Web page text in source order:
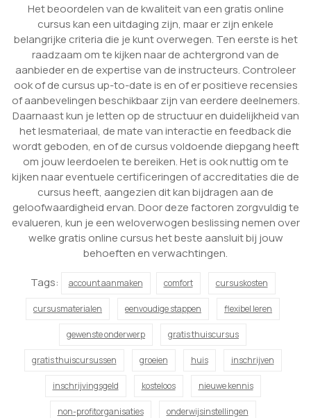
Het beoordelen van de kwaliteit van een gratis online
cursus kan een uitdaging zijn, maar er zijn enkele
belangrijke criteria die je kunt overwegen. Ten eerste is het
raadzaam om te kijken naar de achtergrond van de
aanbieder en de expertise van de instructeurs. Controleer
ook of de cursus up-to-date is en of er positieve recensies
of aanbevelingen beschikbaar zijn van eerdere deelnemers.
Daarnaast kun je letten op de structuur en duidelijkheid van
het lesmateriaal, de mate van interactie en feedback die
wordt geboden, en of de cursus voldoende diepgang heeft
om jouw leerdoelen te bereiken. Het is ook nuttig om te
kijken naar eventuele certificeringen of accreditaties die de
cursus heeft, aangezien dit kan bijdragen aan de
geloofwaardigheid ervan. Door deze factoren zorgvuldig te
evalueren, kun je een weloverwogen beslissing nemen over
welke gratis online cursus het beste aansluit bij jouw
behoeften en verwachtingen.
Tags:
account aanmaken comfort cursuskosten
cursusmaterialen eenvoudige stappen flexibel leren
gewenste onderwerp gratis thuiscursus
gratis thuiscursussen groeien huis inschrijven
inschrijvingsgeld kosteloos nieuwe kennis
non-profitorganisaties onderwijsinstellingen